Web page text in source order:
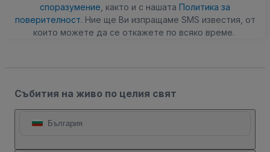
споразумение , както и с нашата Политика за
поверителност. Ние ще Ви изпращаме SMS известия, от
които можете да се откажете по всяко време.
Събития на живо по целия свят
България